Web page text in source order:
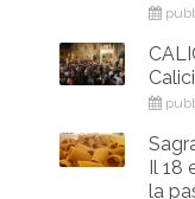
Il 18
la